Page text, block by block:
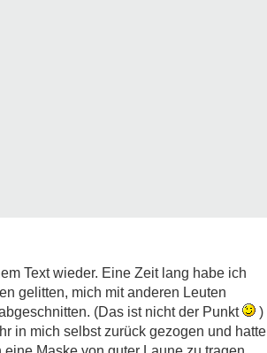
Text wieder. Eine Zeit lang habe ich
gelitten, mich mit anderen Leuten
(Das ist nicht der Punkt
)
in mich selbst zurück gezogen und hatte